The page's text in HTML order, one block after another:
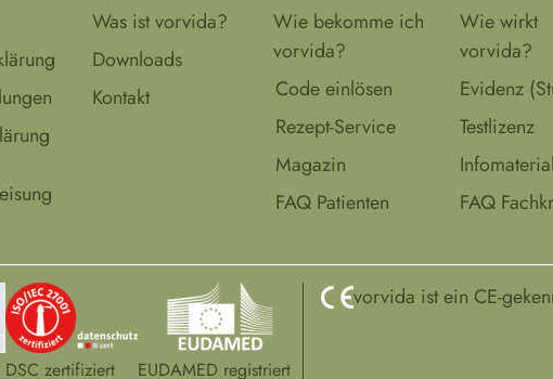
Was ist vorvida?
Downloads
Kontakt
Wie bekomme ich
vorvida?
Code einlösen
Rezept-Service
Magazin
FAQ Patienten
Wie wirkt
vorvida?
Evidenz
Testlizenz
Infomaterial
FAQ
DSC zertifiziert EUDAMED registriert
vorvida ist ein CE-